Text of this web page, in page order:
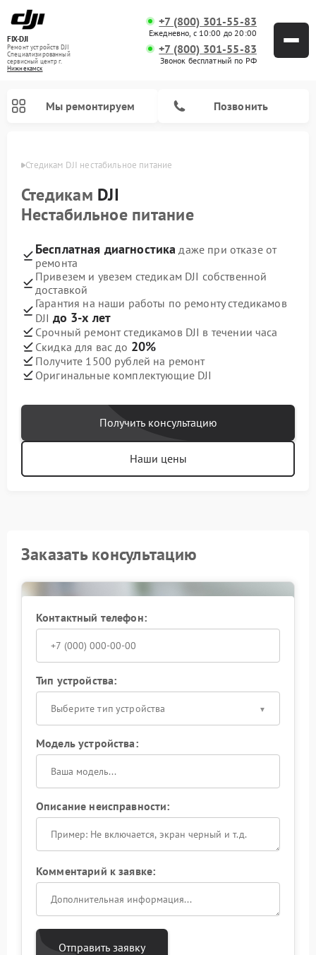
FIX-DJI
Ремонт устройств DJI
Специализированный
cервисный центр г.
Нижнекамск
+7 (800) 301-55-83
Ежедневно, с 10:00 до 20:00
+7 (800) 301-55-83
Звонок бесплатный по РФ
Мы ремонтируем Позвонить
Стедикам DJI нестабильное питание
Стедикам DJI
Нестабильное питание
Бесплатная диагностика даже при отказе от
ремонта
Привезем и увезем стедикам DJI собственной
доставкой
Гарантия на наши работы по ремонту стедикамов
DJI до 3-х лет
Срочный ремонт стедикамов DJI в течении часа
Скидка для вас до 20%
Получите 1500 рублей на ремонт
Оригинальные комплектующие DJI
Получить консультацию
Наши цены
Заказать консультацию
Контактный телефон:
Тип устройства:
Выберите тип устройства
Модель устройства:
Описание неисправности:
Комментарий к заявке:
Отправить заявку